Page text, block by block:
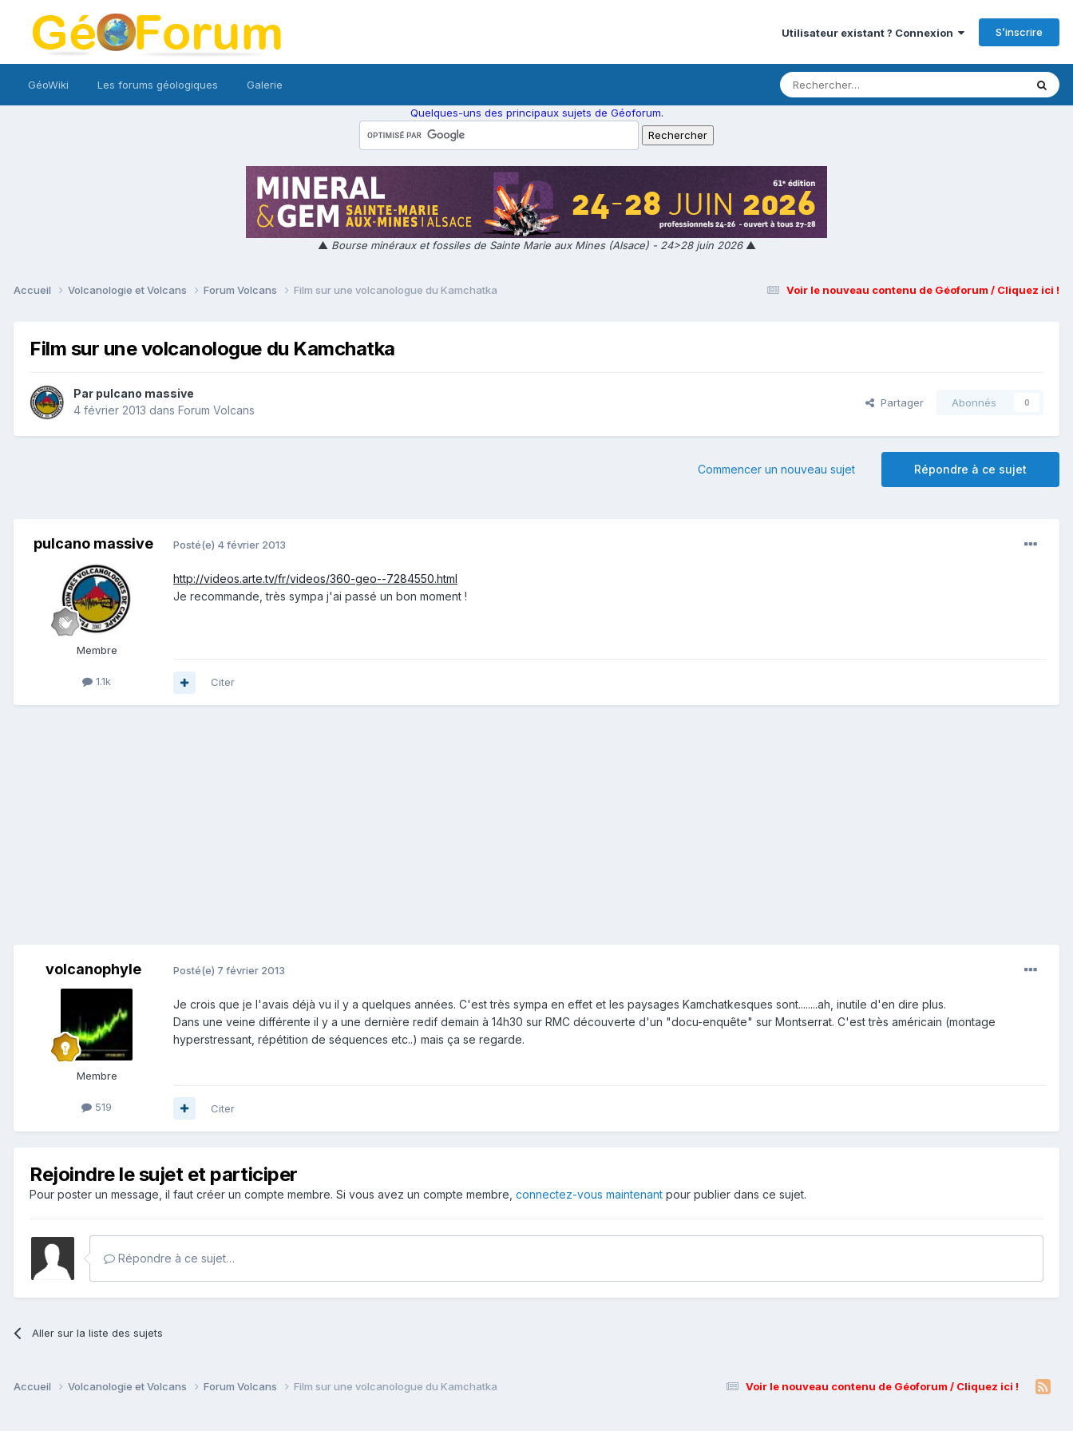
Utilisateur existant ? Connexion S’inscrire
GéoWiki Les forums géologiques Galerie
Quelques-uns des principaux sujets de Géoforum.
▲ Bourse minéraux et fossiles de Sainte Marie aux Mines (Alsace) - 24>28 juin 2026▲
Voir le nouveau contenu de Géoforum / Cliquez ici !
Accueil Volcanologie et Volcans Forum Volcans Film sur une volcanologue du Kamchatka
Film sur une volcanologue du Kamchatka
Par pulcano massive
4 février 2013 dans Forum Volcans
Partager Abonnés 0
Répondre à ce sujet
Commencer un nouveau sujet
pulcano massive
Membre
1.1k
Posté(e) 4 février 2013
http://videos.arte.tv/fr/videos/360-geo--7284550.html
Je recommande, très sympa j'ai passé un bon moment !
Citer
volcanophyle
Membre
519
Posté(e) 7 février 2013
Je crois que je l'avais déjà vu il y a quelques années. C'est très sympa en effet et les paysages Kamchatkesques sont........ah, inutile d'en dire plus.
Dans une veine différente il y a une dernière redif demain à 14h30 sur RMC découverte d'un "docu-enquête" sur Montserrat. C'est très américain (montage
hyperstressant, répétition de séquences etc..) mais ça se regarde.
Citer
Rejoindre le sujet et participer
Pour poster un message, il faut créer un compte membre. Si vous avez un compte membre, connectez-vous maintenant pour publier dans ce sujet.
Répondre à ce sujet…
Aller sur la liste des sujets
Voir le nouveau contenu de Géoforum / Cliquez ici !
Accueil Volcanologie et Volcans Forum Volcans Film sur une volcanologue du Kamchatka